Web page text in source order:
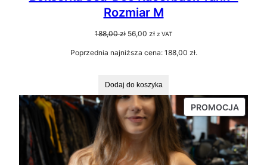
Rozmiar M
188,00zł Pierwotna
wynosiła:
56,00 złAktualna
wynosi:
z VAT
Poprzednia najniższa cena: 188,00 zł.
Dodaj do koszyka
PROMOCJA
W